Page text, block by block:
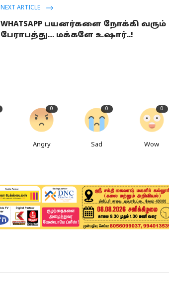
NEXT ARTICLE
WHATSAPP பயனர்களை நோக்கி வரும்
பேராபத்து… மக்களே உஷார்..!
0
Angry
0
Sad
0
Wow